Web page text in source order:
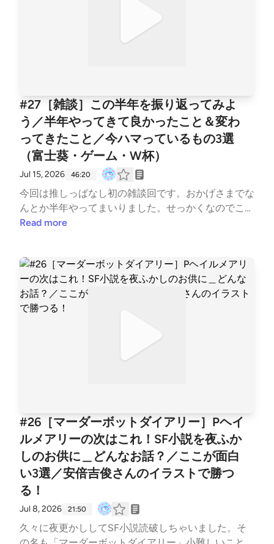
#27［雑談］この半年を振り返ってみよ
う／半年やってきて良かったこと＆変わ
ってきたこと／今ハマっているもの3選
（富士葵・ゲーム・W杯）
Jul 15, 2026 46:20
今回は推しっぱなし初の雑談回です。おかげさまでな
んとか半年やってまいりました。せっかくなのでこの
半年を振り返ってみたいと思います。ポッドキャスト
の！などなど雑談って簡単そうに見えてメリハリむず
かしいですよね〜 BGM : MusMus、Springin’ Sound S
tock、BGMer
Read more
#26［マーダーボットダイアリー］Pヘイ
ルメアリーの次はこれ！SF小説を夜ふか
しのお供に＿どんなお話？／ここが面白
い3選／安倍吉俊さんのイラストで勝つ
る！
Jul 8, 2026 21:50
久々に夜更かししてSF小説読破しちゃいました。そ